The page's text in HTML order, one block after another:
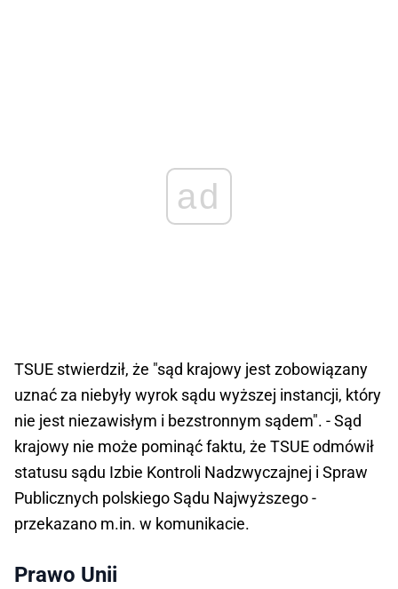
ad
TSUE stwierdził, że "sąd krajowy jest zobowiązany
uznać za niebyły wyrok sądu wyższej instancji, który
nie jest niezawisłym i bezstronnym sądem". - Sąd
krajowy nie może pominąć faktu, że TSUE odmówił
statusu sądu Izbie Kontroli Nadzwyczajnej i Spraw
Publicznych polskiego Sądu Najwyższego -
przekazano m.in. w komunikacie.
Prawo Unii